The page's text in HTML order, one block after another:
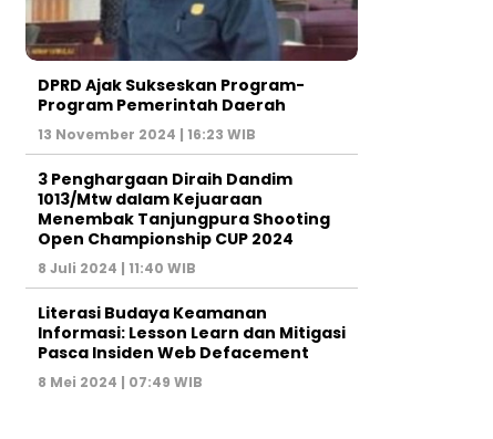
DPRD Ajak Sukseskan Program-
Program Pemerintah Daerah
13 November 2024 | 16:23 WIB
3 Penghargaan Diraih Dandim
1013/Mtw dalam Kejuaraan
Menembak Tanjungpura Shooting
Open Championship CUP 2024
8 Juli 2024 | 11:40 WIB
Literasi Budaya Keamanan
Informasi: Lesson Learn dan Mitigasi
Pasca Insiden Web Defacement
8 Mei 2024 | 07:49 WIB